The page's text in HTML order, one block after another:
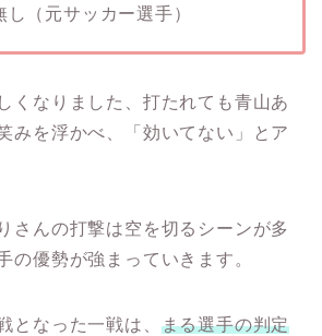
（元サッカー選手）
くなりました、打たれても青山あ
みを浮かべ、「効いてない」とア
さんの打撃は空を切るシーンが多
の優勢が強まっていきます。
となった一戦は、 まる選手の判定